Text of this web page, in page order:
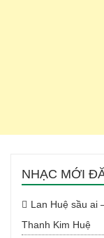
NHẠC MỚI
Lan Huệ sầu ai
Thanh Kim Huệ